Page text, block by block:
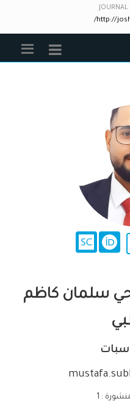
http://
سلمان كاظم
: 1